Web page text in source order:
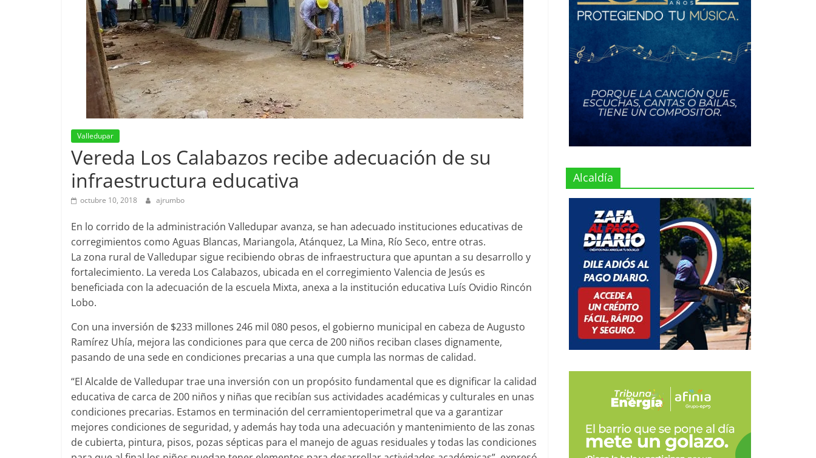
Valledupar
Vereda Los Calabazos recibe adecuación de su
infraestructura educativa
octubre 10, 2018 ajrumbo
En lo corrido de la administración Valledupar avanza, se han adecuado instituciones educativas de
corregimientos como Aguas Blancas, Mariangola, Atánquez, La Mina, Río Seco, entre otras.
La zona rural de Valledupar sigue recibiendo obras de infraestructura que apuntan a su desarrollo y
fortalecimiento. La vereda Los Calabazos, ubicada en el corregimiento Valencia de Jesús es
beneficiada con la adecuación de la escuela Mixta, anexa a la institución educativa Luís Ovidio Rincón
Lobo.
Con una inversión de $233 millones 246 mil 080 pesos, el gobierno municipal en cabeza de Augusto
Ramírez Uhía, mejora las condiciones para que cerca de 200 niños reciban clases dignamente,
pasando de una sede en condiciones precarias a una que cumpla las normas de calidad.
“El Alcalde de Valledupar trae una inversión con un propósito fundamental que es dignificar la calidad
educativa de carca de 200 niños y niñas que recibían sus actividades académicas y culturales en unas
condiciones precarias. Estamos en terminación del cerramientoperimetral que va a garantizar
mejores condiciones de seguridad, y además hay toda una adecuación y mantenimiento de las zonas
de cubierta, pintura, pisos, pozas sépticas para el manejo de aguas residuales y todas las condiciones
Alcaldía